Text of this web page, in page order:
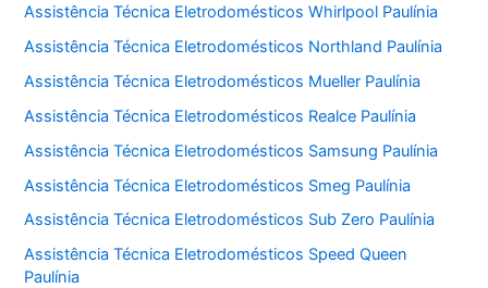
Assistência Técnica Eletrodomésticos Whirlpool Paulínia
Assistência Técnica Eletrodomésticos Northland Paulínia
Assistência Técnica Eletrodomésticos Mueller Paulínia
Assistência Técnica Eletrodomésticos Realce Paulínia
Assistência Técnica Eletrodomésticos Samsung Paulínia
Assistência Técnica Eletrodomésticos Smeg Paulínia
Assistência Técnica Eletrodomésticos Sub Zero Paulínia
Assistência Técnica Eletrodomésticos Speed Queen
Paulínia